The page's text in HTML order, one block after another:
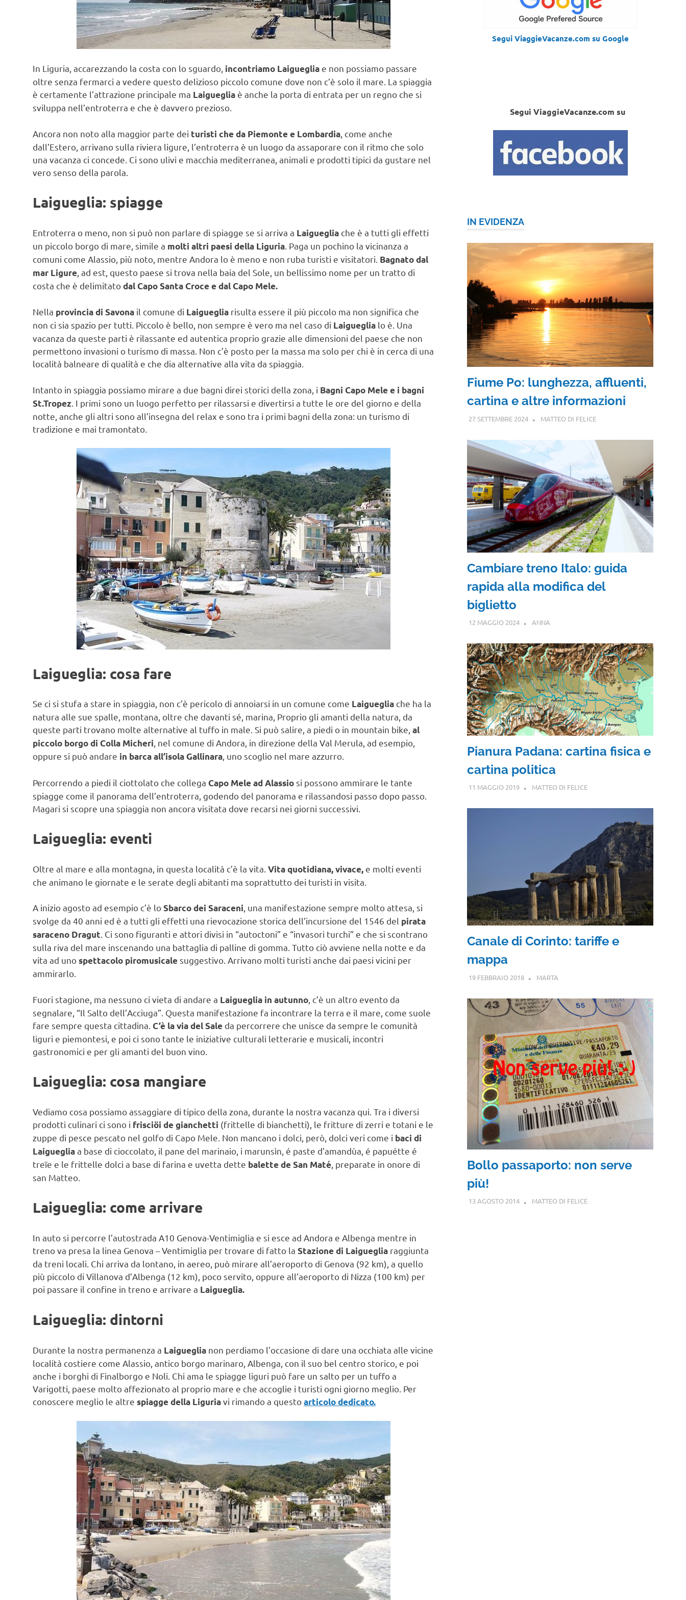
In Liguria, accarezzando la costa con lo sguardo, incontriamo Laigueglia e non possiamo passare
oltre senza fermarci a vedere questo delizioso piccolo comune dove non c’è solo il mare. La spiaggia
è certamente l’attrazione principale ma Laigueglia è anche la porta di entrata per un regno che si
sviluppa nell’entroterra e che è davvero prezioso.
Ancora non noto alla maggior parte dei turisti che da Piemonte e Lombardia , come anche
dall’Estero, arrivano sulla riviera ligure, l’entroterra è un luogo da assaporare con il ritmo che solo
una vacanza ci concede. Ci sono ulivi e macchia mediterranea, animali e prodotti tipici da gustare nel
vero senso della parola.
Laigueglia: spiagge
Entroterra o meno, non si può non parlare di spiagge se si arriva a Laigueglia che è a tutti gli effetti
un piccolo borgo di mare, simile a molti altri paesi della Liguria . Paga un pochino la vicinanza a
comuni come Alassio, più noto, mentre Andora lo è meno e non ruba turisti e visitatori. Bagnato dal
mar Ligure , ad est, questo paese si trova nella baia del Sole, un bellissimo nome per un tratto di
costa che è delimitatodal Capo Santa Croce e dal Capo Mele.
Nella provincia di Savona il comune di Laigueglia risulta essere il più piccolo ma non significa che
non ci sia spazio per tutti. Piccolo è bello, non sempre è vero ma nel caso di Laigueglia lo è. Una
vacanza da queste parti è rilassante ed autentica proprio grazie alle dimensioni del paese che non
permettono invasioni o turismo di massa. Non c’è posto per la massa ma solo per chi è in cerca di una
località balneare di qualità e che dia alternative alla vita da spiaggia.
Intanto in spiaggia possiamo mirare a due bagni direi storici della zona, i Bagni Capo Mele e i bagni
St.Tropez . I primi sono un luogo perfetto per rilassarsi e divertirsi a tutte le ore del giorno e della
notte, anche gli altri sono all’insegna del relax e sono tra i primi bagni della zona: un turismo di
tradizione e mai tramontato.
Laigueglia: cosa fare
Se ci si stufa a stare in spiaggia, non c’è pericolo di annoiarsi in un comune come Laigueglia che ha la
natura alle sue spalle, montana, oltre che davanti sé, marina, Proprio gli amanti della natura, da
queste parti trovano molte alternative al tuffo in male. Si può salire, a piedi o in mountain bike, al
piccolo borgo di Colla Micheri, nel comune di Andora, in direzione della Val Merula, ad esempio,
oppure si può andare in barca all’isola Gallinara, uno scoglio nel mare azzurro.
Percorrendo a piedi il ciottolato che collega Capo Mele ad Alassio si possono ammirare le tante
spiagge come il panorama dell’entroterra, godendo del panorama e rilassandosi passo dopo passo.
Magari si scopre una spiaggia non ancora visitata dove recarsi nei giorni successivi.
Laigueglia: eventi
Oltre al mare e alla montagna, in questa località c’è la vita. Vita quotidiana, vivace, e molti eventi
che animano le giornate e le serate degli abitanti ma soprattutto dei turisti in visita.
A inizio agosto ad esempio c’è loSbarco dei Saraceni, una manifestazione sempre molto attesa, si
svolge da 40 anni ed è a tutti gli effetti una rievocazione storica dell’incursione del 1546 del pirata
saraceno Dragut. Ci sono figuranti e attori divisi in “autoctoni” e “invasori turchi” e che si scontrano
sulla riva del mare inscenando una battaglia di palline di gomma. Tutto ciò avviene nella notte e da
vita ad unospettacolo piromusicale suggestivo. Arrivano molti turisti anche dai paesi vicini per
ammirarlo.
Fuori stagione, ma nessuno ci vieta di andare a Laigueglia in autunno , c’è un altro evento da
segnalare, “Il Salto dell’Acciuga”. Questa manifestazione fa incontrare la terra e il mare, come suole
fare sempre questa cittadina. C’è la via del Sale da percorrere che unisce da sempre le comunità
liguri e piemontesi, e poi ci sono tante le iniziative culturali letterarie e musicali, incontri
gastronomici e per gli amanti del buon vino.
Laigueglia: cosa mangiare
Vediamo cosa possiamo assaggiare di tipico della zona, durante la nostra vacanza qui. Tra i diversi
prodotti culinari ci sono i frisciöi de gianchetti (frittelle di bianchetti), le fritture di zerri e totani e le
zuppe di pesce pescato nel golfo di Capo Mele. Non mancano i dolci, però, dolci veri come i baci di
Laiguegliaa base di cioccolato, il pane del marinaio, i marunsìn, é paste d’amandùa, é papuétte é
treïe e le frittelle dolci a base di farina e uvetta dette balette de San Maté , preparate in onore di
san Matteo.
Laigueglia: come arrivare
In auto si percorre l’autostrada A10 Genova-Ventimiglia e si esce ad Andora e Albenga mentre in
treno va presa la linea Genova – Ventimiglia per trovare di fatto la Stazione di Laigueglia raggiunta
da treni locali. Chi arriva da lontano, in aereo, può mirare all’aeroporto di Genova (92 km), a quello
più piccolo di Villanova d’Albenga (12 km), poco servito, oppure all’aeroporto di Nizza (100 km) per
poi passare il confine in treno e arrivare a Laigueglia.
Laigueglia: dintorni
Durante la nostra permanenza a Laigueglia non perdiamo l’occasione di dare una occhiata alle vicine
località costiere come Alassio, antico borgo marinaro, Albenga, con il suo bel centro storico, e poi
anche i borghi di Finalborgo e Noli. Chi ama le spiagge liguri può fare un salto per un tuffo a
Varigotti, paese molto affezionato al proprio mare e che accoglie i turisti ogni giorno meglio. Per
conoscere meglio le altre spiagge della Liguriavi rimando a questoarticolo dedicato.
Segui ViaggieVacanze.com su Google
Segui ViaggieVacanze.com su
IN EVIDENZA
Fiume Po: lunghezza, affluenti,
cartina e altre informazioni
27 SETTEMBRE 2024 MATTEO DI FELICE
Cambiare treno Italo: guida
rapida alla modifica del
biglietto
12 MAGGIO 2024 ANNA
Pianura Padana: cartina fisica e
cartina politica
11 MAGGIO 2019 MATTEO DI FELICE
Canale di Corinto: tariffe e
mappa
19 FEBBRAIO 2018 MARTA
Bollo passaporto: non serve
più!
13 AGOSTO 2014 MATTEO DI FELICE